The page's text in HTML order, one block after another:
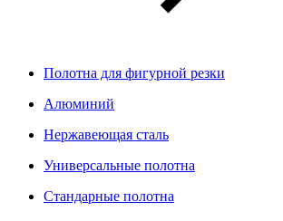
Полотна для фигурной резки
Алюминий
Нержавеющая сталь
Универсальные полотна
Стандарные полотна